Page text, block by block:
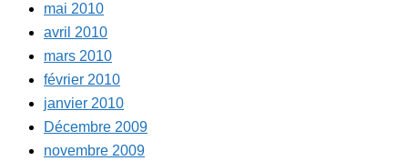
mai 2010
avril 2010
mars 2010
février 2010
janvier 2010
Décembre 2009
novembre 2009